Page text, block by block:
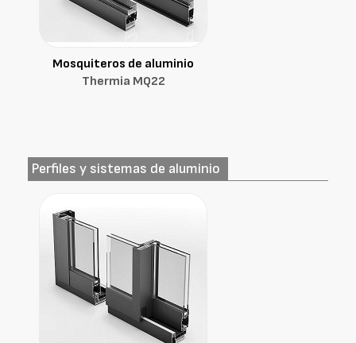
Mosquiteros de aluminio
Thermia MQ22
Perfiles y sistemas de aluminio